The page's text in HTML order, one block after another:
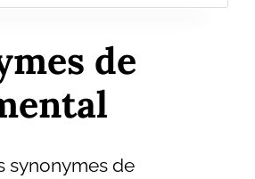
de
synonymes de